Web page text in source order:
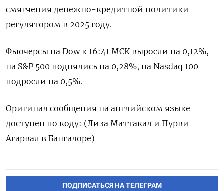
смягчения денежно-кредитной политики
регулятором в 2025 году.
Фьючерсы на Dow к 16:41 МСК выросли на 0,12%,
на S&P 500 поднялись на 0,28%, на Nasdaq 100
подросли на 0,5%.
Оригинал сообщения на английском языке
доступен по коду: (Лиза Маттакал и Пурви
Агарвал в Бангалоре)
ПОДПИСАТЬСЯ НА ТЕЛЕГРАМ